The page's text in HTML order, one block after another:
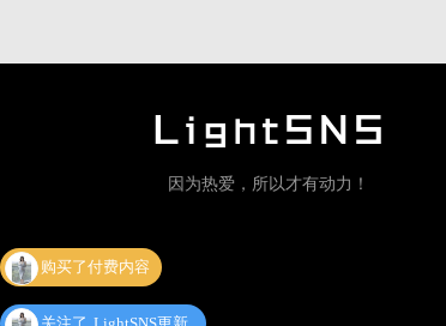
因为热爱，所以才有动力！
关注了 LightSNS更新